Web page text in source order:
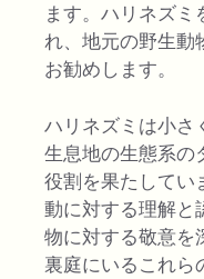
ます。ハリネズミ
れ、地元の野生動
お勧めします。
ハリネズミは小さ
生息地の生態系の
役割を果たしてい
動に対する理解と
物に対する敬意を
裏庭にいるこれら